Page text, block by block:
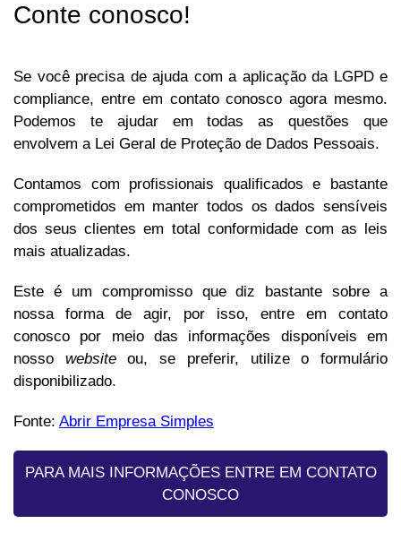
Conte conosco!
Se você precisa de ajuda com a aplicação da LGPD e
compliance, entre em contato conosco agora mesmo.
Podemos te ajudar em todas as questões que
envolvem a Lei Geral de Proteção de Dados Pessoais.
Contamos com profissionais qualificados e bastante
comprometidos em manter todos os dados sensíveis
dos seus clientes em total conformidade com as leis
mais atualizadas.
Este é um compromisso que diz bastante sobre a
nossa forma de agir, por isso, entre em contato
conosco por meio das informações disponíveis em
nosso websiteou, se preferir, utilize o formulário
disponibilizado.
Fonte: Abrir Empresa Simples
PARA MAIS INFORMAÇÕES ENTRE EM CONTATO
CONOSCO